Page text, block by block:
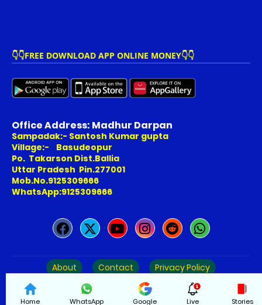
Home WhatsApp Google Live Stories
👇👇FREE DOWNLOAD APP ONLINE MONEY👇👇
Office Address: Madhur Darpan
Sampadak:- Santosh Kumar gupta
Village:- Basudeopur
Po. Takarson Dist.Ballia
Uttar Pradesh Pin.277001
Mob.No.9125309666
WhatsApp:9125309666
About Contact Privacy Policy
Copyright © 2025-Madhurdarpan